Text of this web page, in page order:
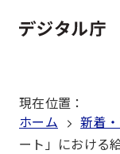
文
動
現在位置 ：
ホーム
新着
ート」における